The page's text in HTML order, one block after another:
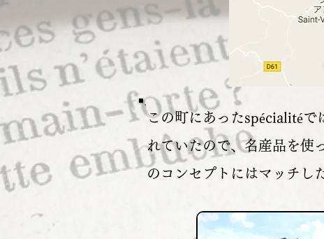
この町にあったspécialitéで
れていたので、名産品を使
のコンセプトにはマッチし